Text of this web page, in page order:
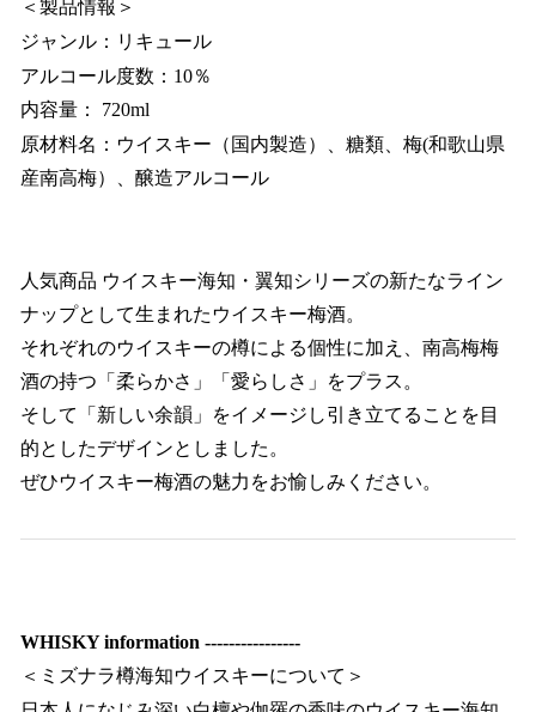
＜製品情報＞
ジャンル：リキュール
アルコール度数：10％
内容量： 720ml
原材料名：ウイスキー（国内製造）、糖類、梅(和歌山県
産南高梅）、醸造アルコール
人気商品 ウイスキー海知・翼知シリーズの新たなライン
ナップとして生まれたウイスキー梅酒。
それぞれのウイスキーの樽による個性に加え、南高梅梅
酒の持つ「柔らかさ」「愛らしさ」をプラス。
そして「新しい余韻」をイメージし引き立てることを目
的としたデザインとしました。
ぜひウイスキー梅酒の魅力をお愉しみください。
WHISKY information ----------------
＜ミズナラ樽海知ウイスキーについて＞